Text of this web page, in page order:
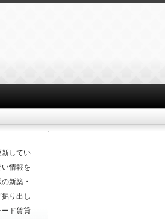
新してい
情報を
新築・
り出し
ード賃貸